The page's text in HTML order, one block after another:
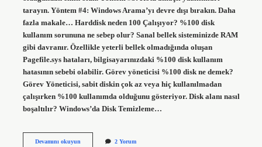
tarayın. Yöntem #4: Windows Arama’yı devre dışı bırakın. Daha
fazla makale… Harddisk neden 100 Çalışıyor? %100 disk
kullanım sorununa ne sebep olur? Sanal bellek sisteminizde RAM
gibi davranır. Özellikle yeterli bellek olmadığında oluşan
Pagefile.sys hataları, bilgisayarınızdaki %100 disk kullanım
hatasının sebebi olabilir. Görev yöneticisi %100 disk ne demek?
Görev Yöneticisi, sabit diskin çok az veya hiç kullanılmadan
çalışırken %100 kullanımda olduğunu gösteriyor. Disk alanı nasıl
boşaltılır? Windows’da Disk Temizleme…
Devamını okuyun100
2 Yorum